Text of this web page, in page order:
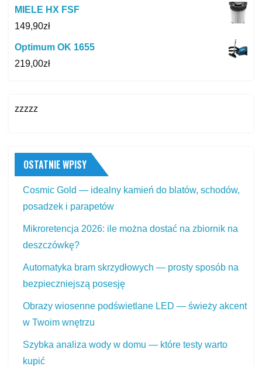
MIELE HX FSF
149,90zł
Optimum OK 1655
219,00zł
zzzzz
OSTATNIE WPISY
Cosmic Gold — idealny kamień do blatów, schodów,
posadzek i parapetów
Mikroretencja 2026: ile można dostać na zbiornik na
deszczówkę?
Automatyka bram skrzydłowych — prosty sposób na
bezpieczniejszą posesję
Obrazy wiosenne podświetlane LED — świeży akcent
w Twoim wnętrzu
Szybka analiza wody w domu — które testy warto
kupić